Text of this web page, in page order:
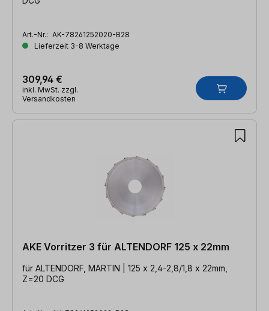
Art.-Nr.: AK-78261252020-B28
Lieferzeit 3-8 Werktage
309,94 €
inkl. MwSt. zzgl.
Versandkosten
AKE Vorritzer 3 für ALTENDORF 125 x 22mm
für ALTENDORF, MARTIN | 125 x 2,4-2,8/1,8 x 22mm,
Z=20 DCG